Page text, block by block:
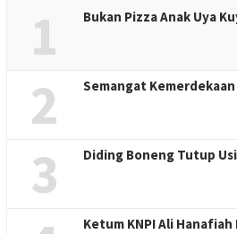
1 Bukan Pizza Anak Uya
2 Semangat
3 Diding Boneng Tutup
Ketum KNPI Ali